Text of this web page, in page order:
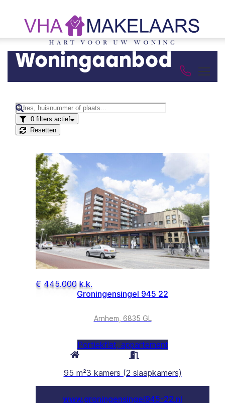
Woningaanbod